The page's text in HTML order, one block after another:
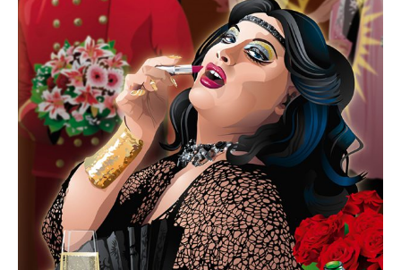
Bestellungen
Werke
Ölgemälde
Radierung
Linoldruck
Grafik
Siebdruck
Keramik